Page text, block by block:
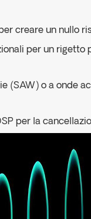
creare un nullo
per un rigetto
(SAW) o a onde
per la